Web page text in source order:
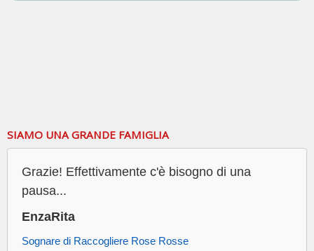
SIAMO UNA GRANDE FAMIGLIA
Grazie! Effettivamente c'è bisogno di una
pausa...
EnzaRita
Sognare di Raccogliere Rose Rosse